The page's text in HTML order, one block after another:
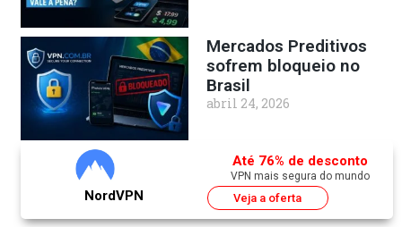
Mercados Preditivos
sofrem bloqueio no
Brasil
abril 24, 2026
NordVPN
Até 76% de desconto
VPN mais segura do mundo
Veja a oferta